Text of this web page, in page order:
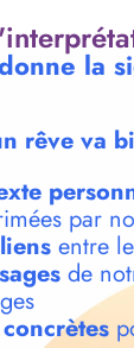
la
rêve va
par
entre
de